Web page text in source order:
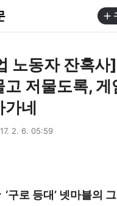
노동자 잔혹
고 저물도록, 게
가네
2. 6. 05:59
ㆍ‘구로 등대’ 넷마블의